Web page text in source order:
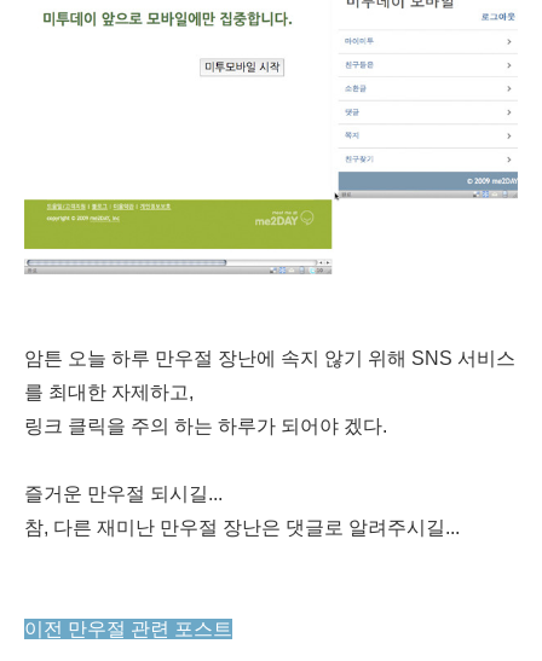
암튼 오늘 하루 만우절 장난에 속지 않기 위해 SNS 서비스
를 최대한 자제하고,
링크 클릭을 주의 하는 하루가 되어야 겠다.
즐거운 만우절 되시길...
참, 다른 재미난 만우절 장난은 댓글로 알려주시길...
이전 만우절 관련 포스트